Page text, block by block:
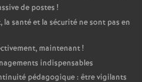
de postes !
santé et la sécurité ne sont pas en
maintenant!
indispensables
pédagogique : être vigilants